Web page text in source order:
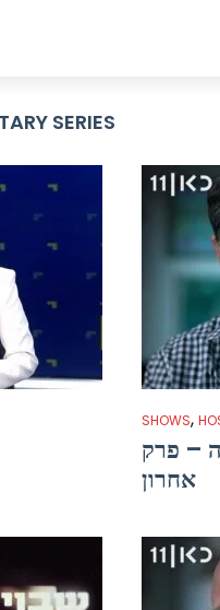
SERIES
SHOWS,
– פרק
אחרון